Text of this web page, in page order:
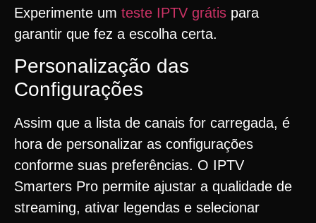
Experimente um teste IPTV grátis para
garantir que fez a escolha certa.
Personalização das
Configurações
Assim que a lista de canais for carregada, é
hora de personalizar as configurações
conforme suas preferências. O IPTV
Smarters Pro permite ajustar a qualidade de
streaming, ativar legendas e selecionar